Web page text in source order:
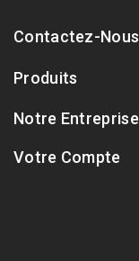
Contactez-Nous
Produits
Notre Entreprise
Votre Compte